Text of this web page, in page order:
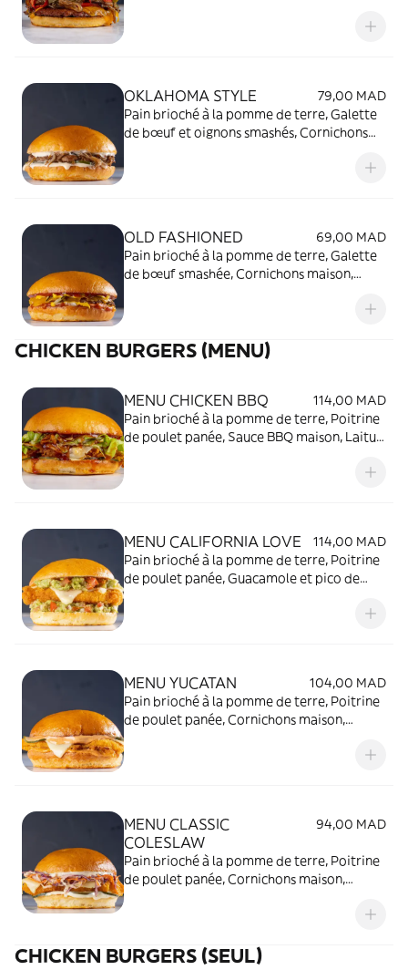
OKLAHOMA STYLE
79,00 MAD
Pain brioché à la pomme de terre, Galette
de bœuf et oignons smashés, Cornichons
OLD FASHIONED
69,00 MAD
Pain brioché à la pomme de terre, Galette
de bœuf smashée, Cornichons maison,
CHICKEN BURGERS (MENU)
MENU CHICKEN BBQ
114,00 MAD
Pain brioché à la pomme de terre, Poitrine
de poulet panée, Sauce BBQ maison, Laitue,
MENU CALIFORNIA LOVE
114,00 MAD
Pain brioché à la pomme de terre, Poitrine
de poulet panée, Guacamole et pico de
MENU YUCATAN
104,00 MAD
Pain brioché à la pomme de terre, Poitrine
de poulet panée, Cornichons maison,
MENU CLASSIC
COLESLAW
94,00 MAD
Pain brioché à la pomme de terre, Poitrine
de poulet panée, Cornichons maison,
CHICKEN BURGERS (SEUL)